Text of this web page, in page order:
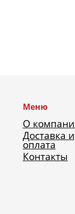
Меню
О
Доставка и
оплата
Контакты